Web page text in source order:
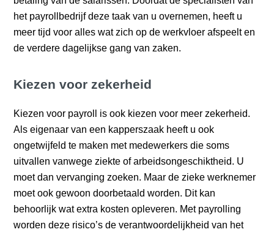
het payrollbedrijf deze taak van u overnemen, heeft u
meer tijd voor alles wat zich op de werkvloer afspeelt en
de verdere dagelijkse gang van zaken.
Kiezen voor zekerheid
Kiezen voor payroll is ook kiezen voor meer zekerheid.
Als eigenaar van een kapperszaak heeft u ook
ongetwijfeld te maken met medewerkers die soms
uitvallen vanwege ziekte of arbeidsongeschiktheid. U
moet dan vervanging zoeken. Maar de zieke werknemer
moet ook gewoon doorbetaald worden. Dit kan
behoorlijk wat extra kosten opleveren. Met payrolling
worden deze risico’s de verantwoordelijkheid van het